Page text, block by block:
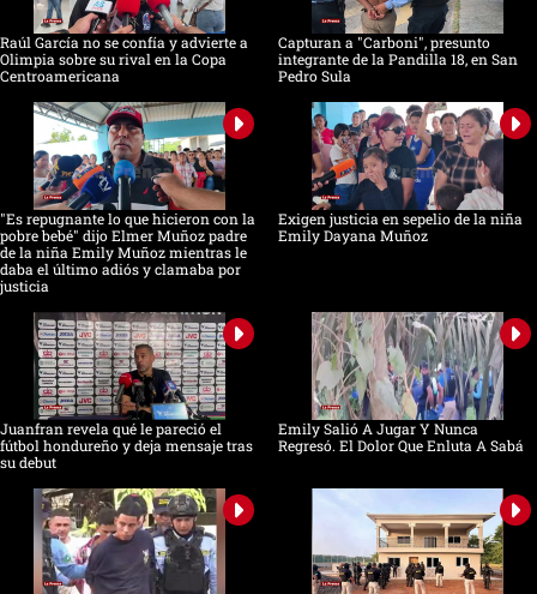
Raúl García no se confía y advierte a
Olimpia sobre su rival en la Copa
Centroamericana
Capturan a "Carboni", presunto
integrante de la Pandilla 18, en San
Pedro Sula
"Es repugnante lo que hicieron con la
pobre bebé" dijo Elmer Muñoz padre
de la niña Emily Muñoz mientras le
daba el último adiós y clamaba por
justicia
Exigen justicia en sepelio de la niña
Emily Dayana Muñoz
Juanfran revela qué le pareció el
fútbol hondureño y deja mensaje tras
su debut
Emily Salió A Jugar Y Nunca
Regresó. El Dolor Que Enluta A Sabá